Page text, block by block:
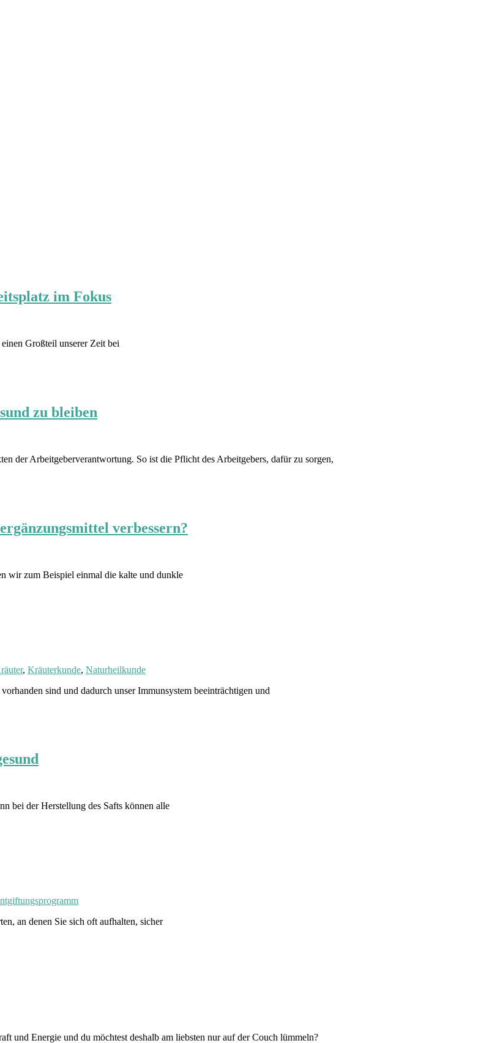
im Fokus
Großteil unserer Zeit bei
zu bleiben
der Arbeitgeberverantwortung. So ist die Pflicht des Arbeitgebers, dafür zu sorgen,
verbessern?
wir zum Beispiel einmal die kalte und dunkle
, Kräuterkunde, Naturheilkunde
sind und dadurch unser Immunsystem beeinträchtigen und
bei der Herstellung des Safts können alle
an denen Sie sich oft aufhalten, sicher
und Energie und du möchtest deshalb am liebsten nur auf der Couch lümmeln?